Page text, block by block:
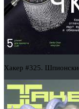
Хакер #325.